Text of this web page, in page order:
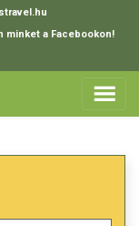
minket a Facebookon!